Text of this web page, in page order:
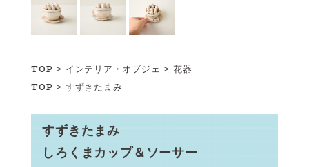
TOP > インテリア・オブジェ > 花器
TOP > すずきたまみ
すずきたまみ
しろくまカップ＆ソーサー